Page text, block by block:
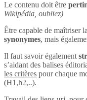
Le contenu doit être
Wikipédia, oubliez)
Être capable de maîtriser
synonymes, mais
Il faut savoir également
s’aidant des balises
les critères pour chaque
(H1,h2,..).